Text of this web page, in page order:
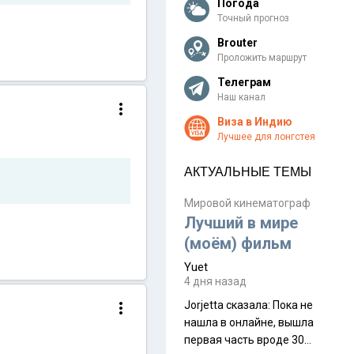
Погода
Точный прогноз
Brouter
Проложить маршрут
Телеграм
Наш канал
Виза в Индию
Лучшее для лонгстея
АКТУАЛЬНЫЕ ТЕМЫ
Мировой кинематограф
Лучший в мире
(моём) фильм
Yuet
4 дня назад
Jorjetta сказалa: Пока не
нашла в онлайне, вышла
первая часть вроде 30